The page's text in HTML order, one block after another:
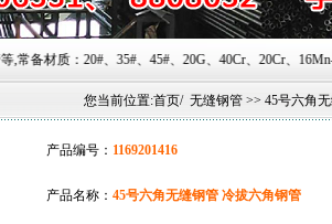
质：20#、35#、45#、20G、40Cr、20Cr、
您当前位置:首页/ 无缝钢管 >> 45号六角
产品编号： 1169201416
产品名称： 45号六角无缝钢管 冷拔六角钢管